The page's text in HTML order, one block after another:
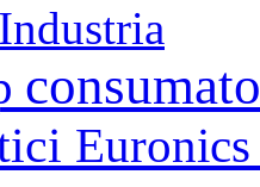
Industria